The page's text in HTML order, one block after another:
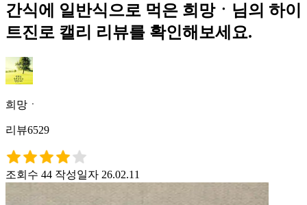
간식에 일반식으로 먹은 희망ㆍ님의 하이
트진로 캘리 리뷰를 확인해보세요.
희망ㆍ
리뷰6529
조회수 44 작성일자 26.02.11